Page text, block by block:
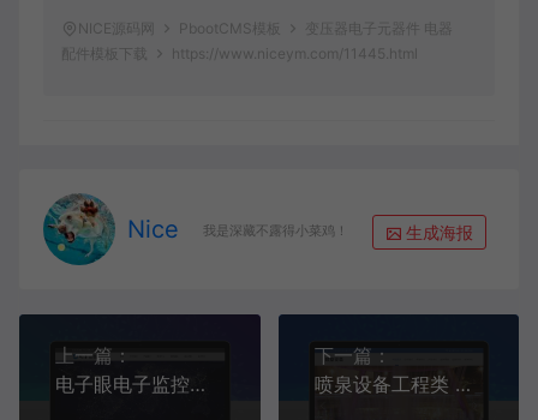
NICE源码网 PbootCMS模板
变压器电子元器件 电器
配件模板下载
https://www.niceym.com/11445.html
Nice 我是深藏不露得小菜鸡！ 生成海报
上一篇：
电子眼电子监控设备 监控安防电子探头模板下载
下一篇：
喷泉设备工程类 激光水幕音乐喷泉模板下载